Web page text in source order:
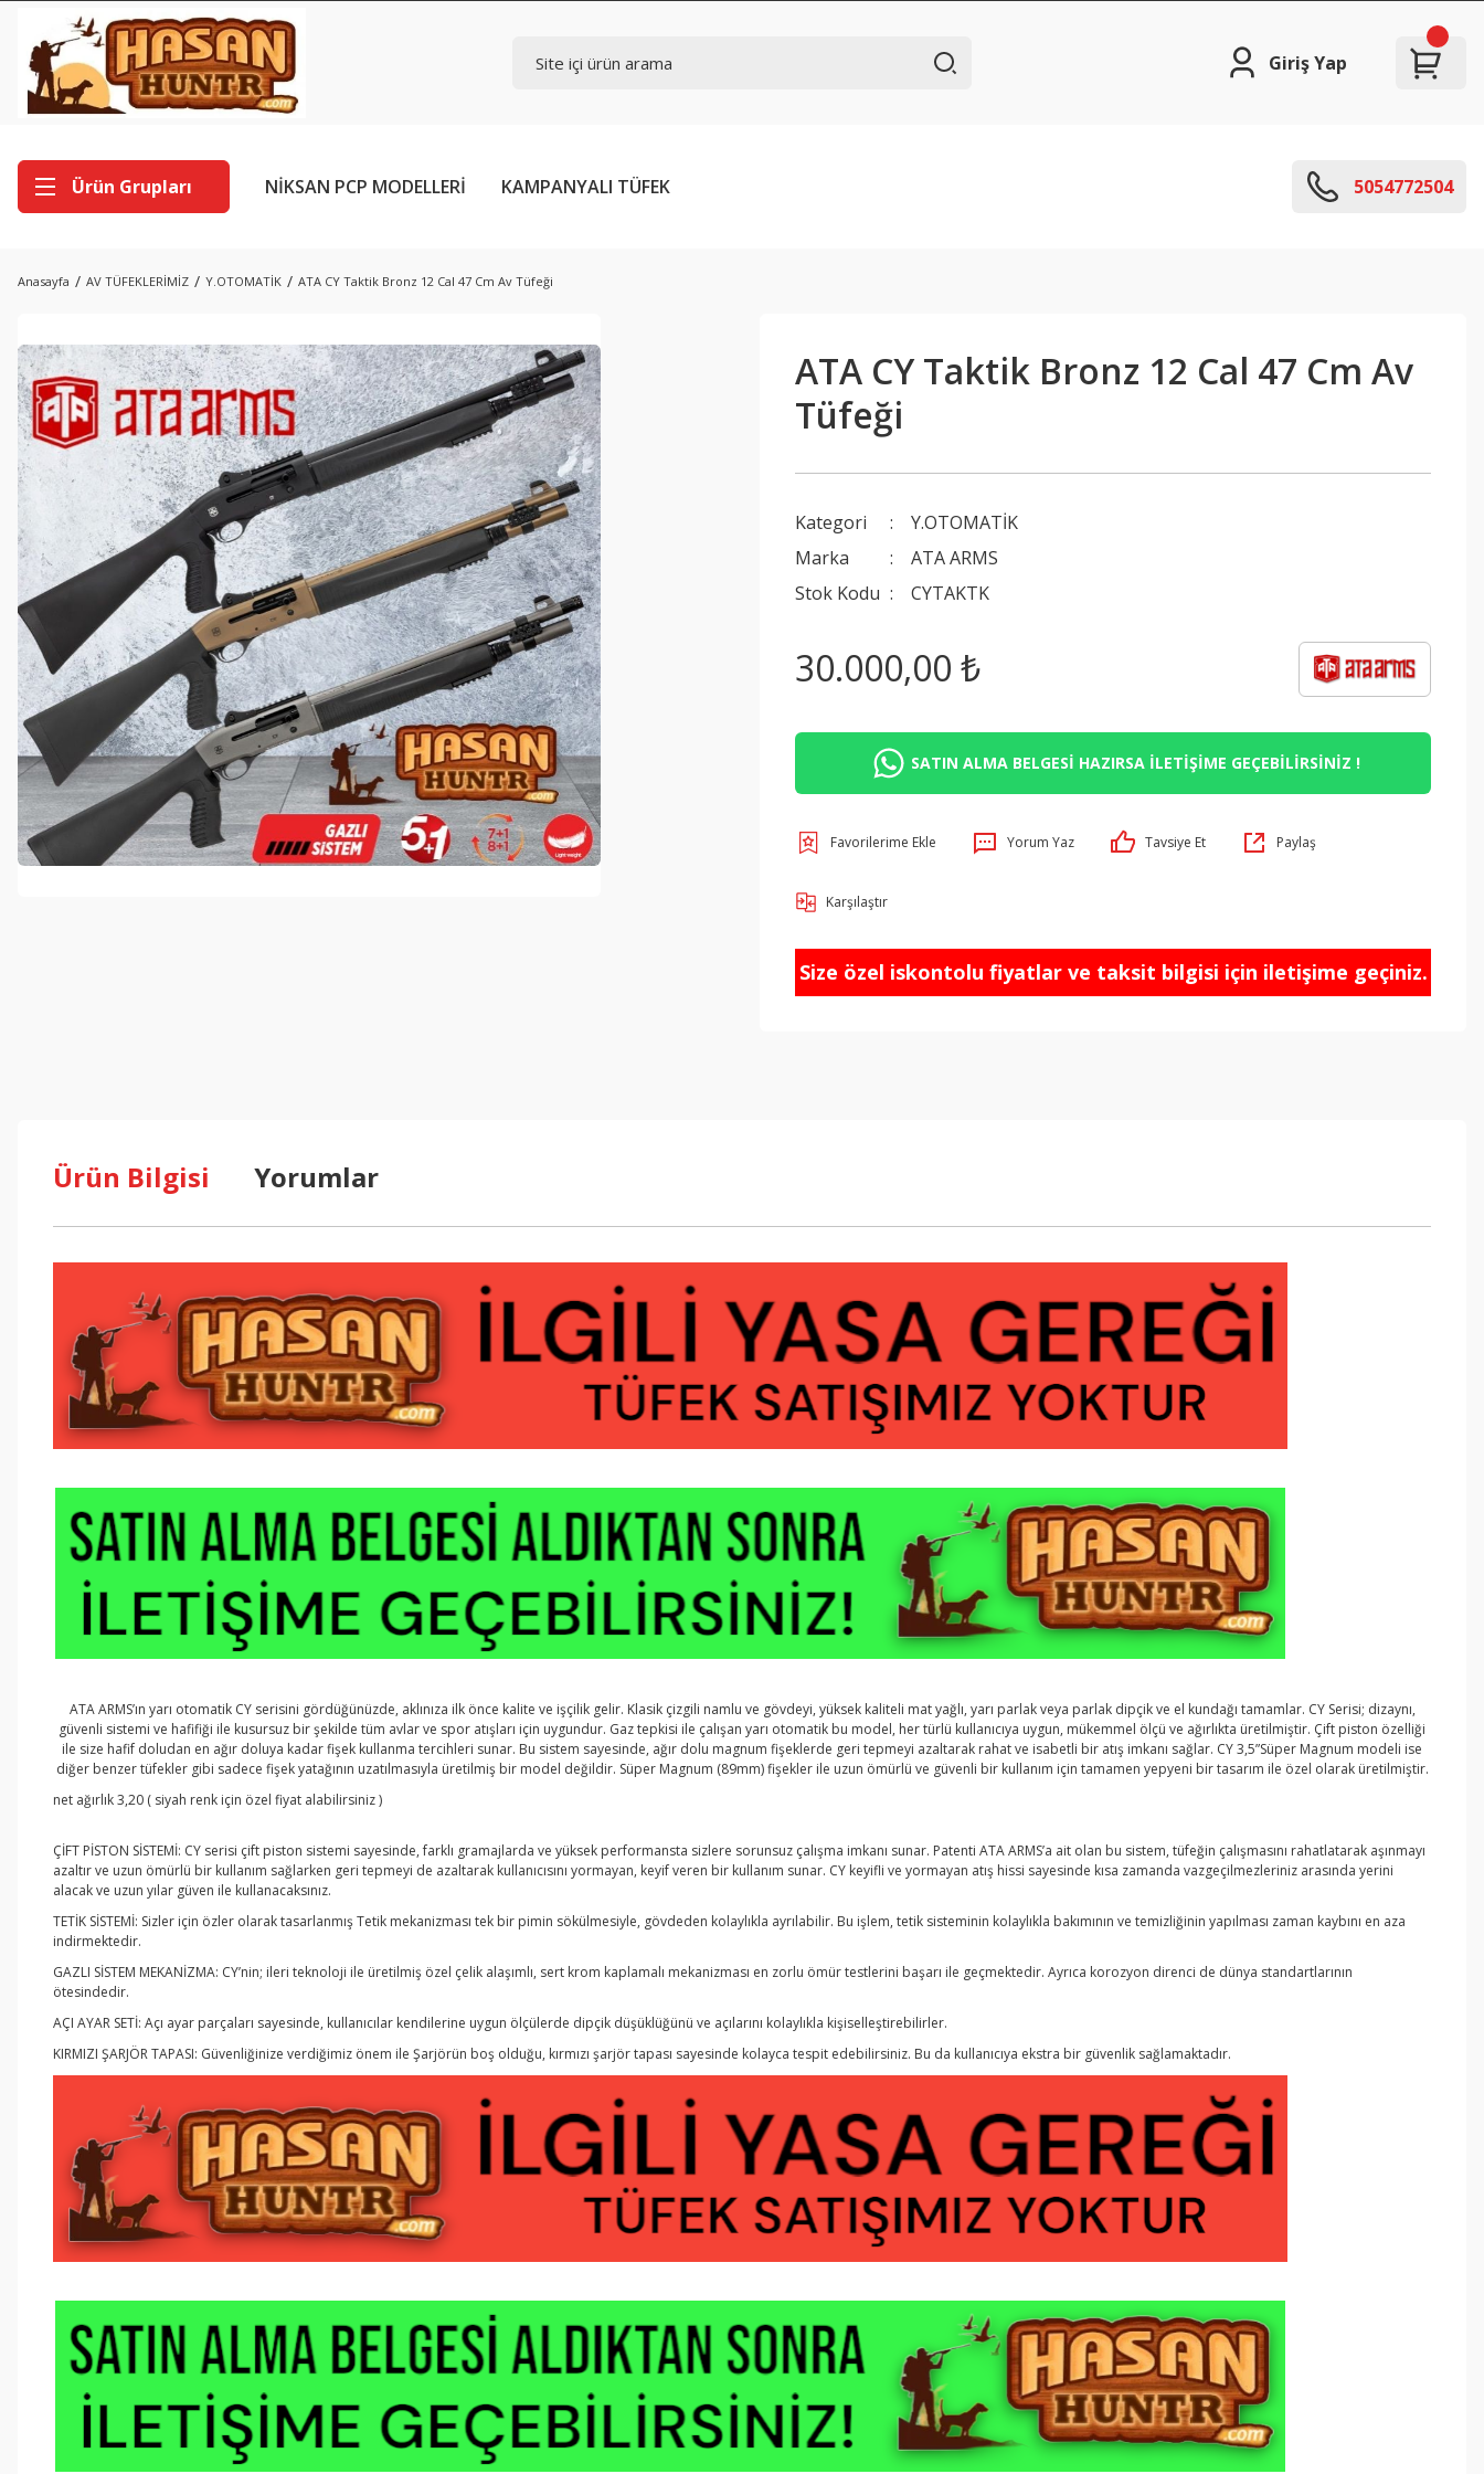
Giriş Yap
Ürün Grupları NİKSAN PCP MODELLERİ KAMPANYALI TÜFEK 5054772504
Anasayfa AV TÜFEKLERİMİZ Y.OTOMATİK ATA CY Taktik Bronz 12 Cal 47 Cm Av Tüfeği
ATA CY Taktik Bronz 12 Cal 47 Cm Av
Tüfeği
Kategori
Y.OTOMATİK
Marka
ATA ARMS
Stok Kodu
CYTAKTK
30.000,00 ₺
SATIN ALMA BELGESİ HAZIRSA İLETİŞİME GEÇEBİLİRSİNİZ !
Yorum Yaz Tavsiye Et Paylaş
Karşılaştır
Size özel iskontolu fiyatlar ve taksit bilgisi için iletişime geçiniz.
Ürün Bilgisi Yorumlar
ATA ARMS’ın yarı otomatik CY serisini gördüğünüzde, aklınıza ilk önce kalite ve işçilik gelir. Klasik çizgili namlu ve gövdeyi, yüksek kaliteli mat yağlı, yarı parlak veya parlak dipçik ve el kundağı tamamlar. CY Serisi; dizaynı,
güvenli sistemi ve hafifiği ile kusursuz bir şekilde tüm avlar ve spor atışları için uygundur. Gaz tepkisi ile çalışan yarı otomatik bu model, her türlü kullanıcıya uygun, mükemmel ölçü ve ağırlıkta üretilmiştir. Çift piston özelliği
ile size hafif doludan en ağır doluya kadar fişek kullanma tercihleri sunar. Bu sistem sayesinde, ağır dolu magnum fişeklerde geri tepmeyi azaltarak rahat ve isabetli bir atış imkanı sağlar. CY 3,5”Süper Magnum modeli ise
diğer benzer tüfekler gibi sadece fişek yatağının uzatılmasıyla üretilmiş bir model değildir. Süper Magnum (89mm) fişekler ile uzun ömürlü ve güvenli bir kullanım için tamamen yepyeni bir tasarım ile özel olarak üretilmiştir.
net ağırlık 3,20 ( siyah renk için özel fiyat alabilirsiniz )
ÇİFT PİSTON SİSTEMİ: CY serisi çift piston sistemi sayesinde, farklı gramajlarda ve yüksek performansta sizlere sorunsuz çalışma imkanı sunar. Patenti ATA ARMS’a ait olan bu sistem, tüfeğin çalışmasını rahatlatarak aşınmayı
azaltır ve uzun ömürlü bir kullanım sağlarken geri tepmeyi de azaltarak kullanıcısını yormayan, keyif veren bir kullanım sunar. CY keyifli ve yormayan atış hissi sayesinde kısa zamanda vazgeçilmezleriniz arasında yerini
alacak ve uzun yılar güven ile kullanacaksınız.
TETİK SİSTEMİ: Sizler için özler olarak tasarlanmış Tetik mekanizması tek bir pimin sökülmesiyle, gövdeden kolaylıkla ayrılabilir. Bu işlem, tetik sisteminin kolaylıkla bakımının ve temizliğinin yapılması zaman kaybını en aza
indirmektedir.
GAZLI SİSTEM MEKANİZMA: CY’nin; ileri teknoloji ile üretilmiş özel çelik alaşımlı, sert krom kaplamalı mekanizması en zorlu ömür testlerini başarı ile geçmektedir. Ayrıca korozyon direnci de dünya standartlarının
ötesindedir.
AÇI AYAR SETİ: Açı ayar parçaları sayesinde, kullanıcılar kendilerine uygun ölçülerde dipçik düşüklüğünü ve açılarını kolaylıkla kişiselleştirebilirler.
KIRMIZI ŞARJÖR TAPASI: Güvenliğinize verdiğimiz önem ile Şarjörün boş olduğu, kırmızı şarjör tapası sayesinde kolayca tespit edebilirsiniz. Bu da kullanıcıya ekstra bir güvenlik sağlamaktadır.